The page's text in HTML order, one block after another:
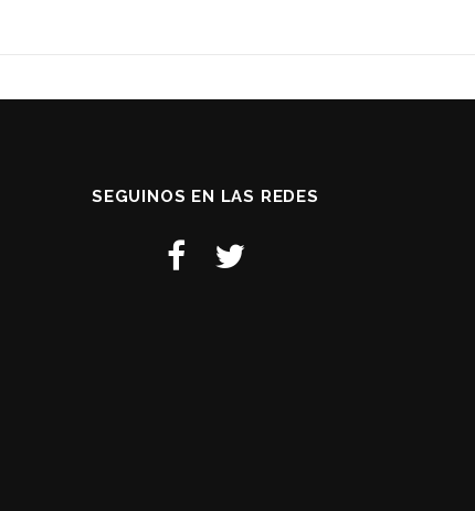
SEGUINOS EN LAS REDES